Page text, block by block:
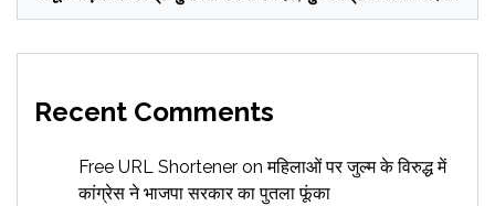
Recent Comments
Free URL Shortener onमहिलाओं पर जुल्म के विरुद्ध में
कांग्रेस ने भाजपा सरकार का पुतला फूंका